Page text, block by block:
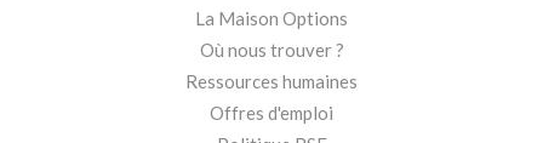
La Maison Options
Où nous trouver ?
Ressources humaines
Offres d'emploi